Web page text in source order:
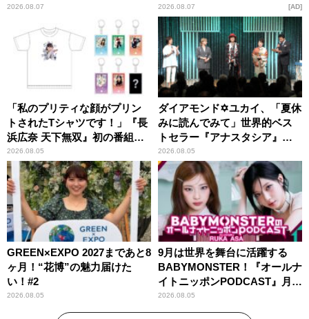
ー昼ズ』
2026.08.07 2026.08.07 AD
「私のプリティな顔がプリン
トされたTシャツです！」『長
浜広奈 天下無双』初の番組グ
ッズ発売
2026.08.05
ダイアモンド✡ユカイ、「夏休
みに読んでみて」世界的ベス
トセラー『アナスタシア』を
紹介
2026.08.05
GREEN×EXPO 2027まであと8
ヶ月！“花博”の魅力届けた
い！#2
2026.08.05
9月は世界を舞台に活躍する
BABYMONSTER！『オールナ
イトニッポンPODCAST』月替
わりパーソナリティ
2026.08.05